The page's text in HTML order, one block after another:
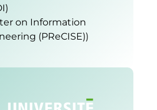
on Information
(PReCISE))